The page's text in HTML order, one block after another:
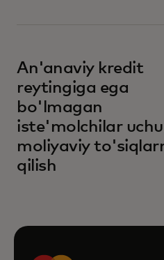
An'anaviy kredit
reytingiga ega
bo'lmagan
iste'molchilar
moliyaviy
qilish